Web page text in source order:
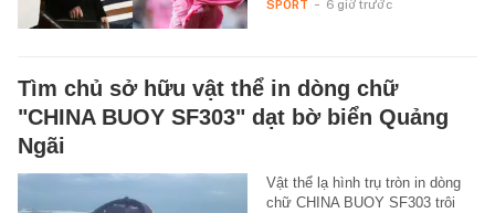
SPORT - 6 giờ trước
Tìm chủ sở hữu vật thể in dòng chữ
"CHINA BUOY SF303" dạt bờ biển Quảng
Ngãi
Vật thể lạ hình trụ tròn in dòng
chữ CHINA BUOY SF303 trôi